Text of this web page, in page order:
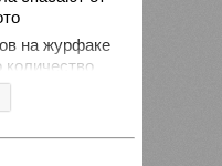
на журфаке
в городе на